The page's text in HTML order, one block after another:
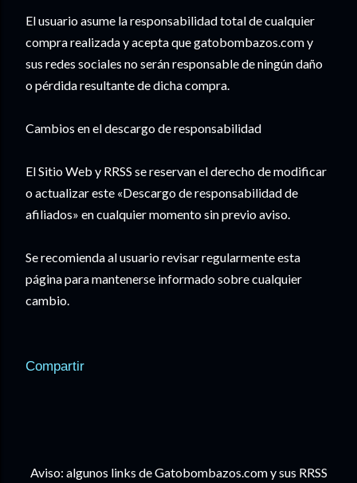
El usuario asume la responsabilidad total de cualquier
compra realizada y acepta que gatobombazos.com y
sus redes sociales no serán responsable de ningún daño
o pérdida resultante de dicha compra.
Cambios en el descargo de responsabilidad
El Sitio Web y RRSS se reservan el derecho de modificar
o actualizar este «Descargo de responsabilidad de
afiliados» en cualquier momento sin previo aviso.
Se recomienda al usuario revisar regularmente esta
página para mantenerse informado sobre cualquier
cambio.
Compartir
Aviso: algunos links de Gatobombazos.com y sus RRSS